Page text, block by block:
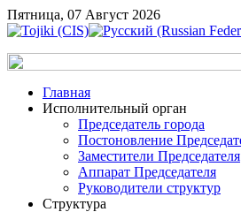
Пятница, 07 Август 2026
Главная
Исполнительный орган
Председатель города
Постоновление
Заместители Председателя
Аппарат Председателя
Руководители структур
Структура